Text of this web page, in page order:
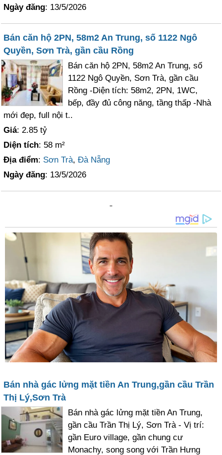
Ngày đăng: 13/5/2026
Bán căn hộ 2PN, 58m2 An Trung, số 1122 Ngô
Quyền, Sơn Trà, gần cầu Rồng
Bán căn hộ 2PN, 58m2 An Trung, số
1122 Ngô Quyền, Sơn Trà, gần cầu
Rồng -Diện tích: 58m2, 2PN, 1WC,
bếp, đầy đủ công năng, tầng thấp -Nhà
mới đẹp, full nội t..
Giá: 2.85 tỷ
Diện tích: 58 m²
Địa điểm: Sơn Trà,Đà Nẵng
Ngày đăng: 13/5/2026
Bán nhà gác lửng mặt tiền An Trung,gần cầu Trần
Thị Lý,Sơn Trà
Bán nhà gác lửng mặt tiền An Trung,
gần cầu Trần Thị Lý, Sơn Trà - Vị trí:
gần Euro village, gần chung cư
Monachy, song song với Trần Hưng